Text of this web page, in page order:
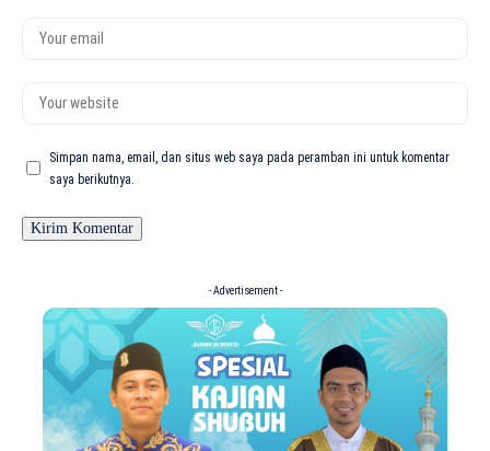
Simpan nama, email, dan situs web saya pada peramban ini untuk komentar
saya berikutnya.
- Advertisement -